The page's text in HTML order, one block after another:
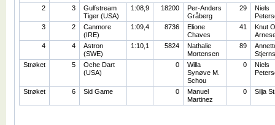
2 3
Gulfstream
Tiger (USA)
1:08,9 18200
Per-Anders
Gråberg
29
Niels
3
2
Canmore
(IRE)
1:09,4 8736
Elione
Chaves
41
Knut
4
4
Astron
(SWE)
1:10,1 5824
Nathalie
Mortensen
89
Strøket
5
Oche Dart
(USA)
0
Willa
Synøve M.
Schou
0
Niels
Strøket 6 Sid Game 0
Manuel
Martinez
0 Silja